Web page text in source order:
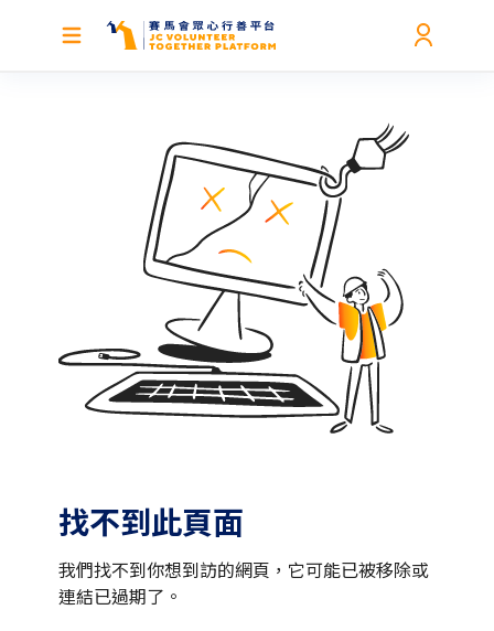
找不到此頁面
我們找不到你想到訪的網頁，它可能已被移除或
連結已過期了。